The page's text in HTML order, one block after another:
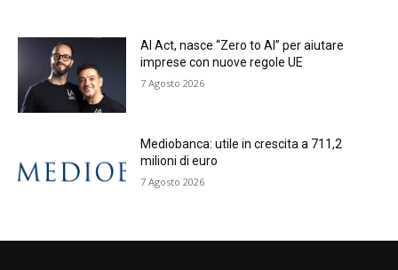
AI Act, nasce “Zero to AI” per aiutare
imprese con nuove regole UE
7 Agosto 2026
Mediobanca: utile in crescita a 711,2
milioni di euro
7 Agosto 2026